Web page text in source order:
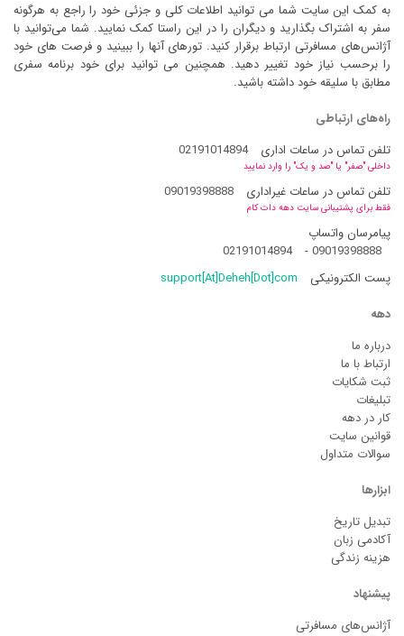
به کمک این سایت شما می توانید اطلاعات کلی و جزئی خود را راجع به هرگونه
سفر به اشتراک بگذارید و دیگران را در این راستا کمک نمایید. شما می‌توانید با
آژانس‌های مسافرتی ارتباط برقرار کنید. تورهای آنها را ببینید و فرصت های خود
را برحسب نیاز خود تغییر دهید. همچنین می توانید برای خود برنامه سفری
مطابق با سلیقه خود داشته باشید.
راه‌های ارتباطی
تلفن تماس در ساعات اداری
02191014894
داخلی "صفر" یا "صد و یک" را وارد نمایید
تلفن تماس در ساعات غیراداری 09019398888
فقط برای پشتیبانی سایت دهه دات کام
پیامرسان واتساپ
09019398888
-
02191014894
پست الکترونیکی
support[At]Deheh[Dot]com
دهه
درباره ما
ارتباط با ما
ثبت شکایات
تبلیغات
کار در دهه
قوانین سایت
سوالات متداول
ابزارها
تبدیل تاریخ
آکادمی زبان
هزینه زندگی
پیشنهاد
آژانس‌های مسافرتی